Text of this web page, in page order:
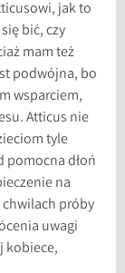
jak to
bić, czy
mam też
podwójna, bo
wsparciem,
Atticus nie
tyle
pomocna dłoń
na
próby
uwagi
kobiece,